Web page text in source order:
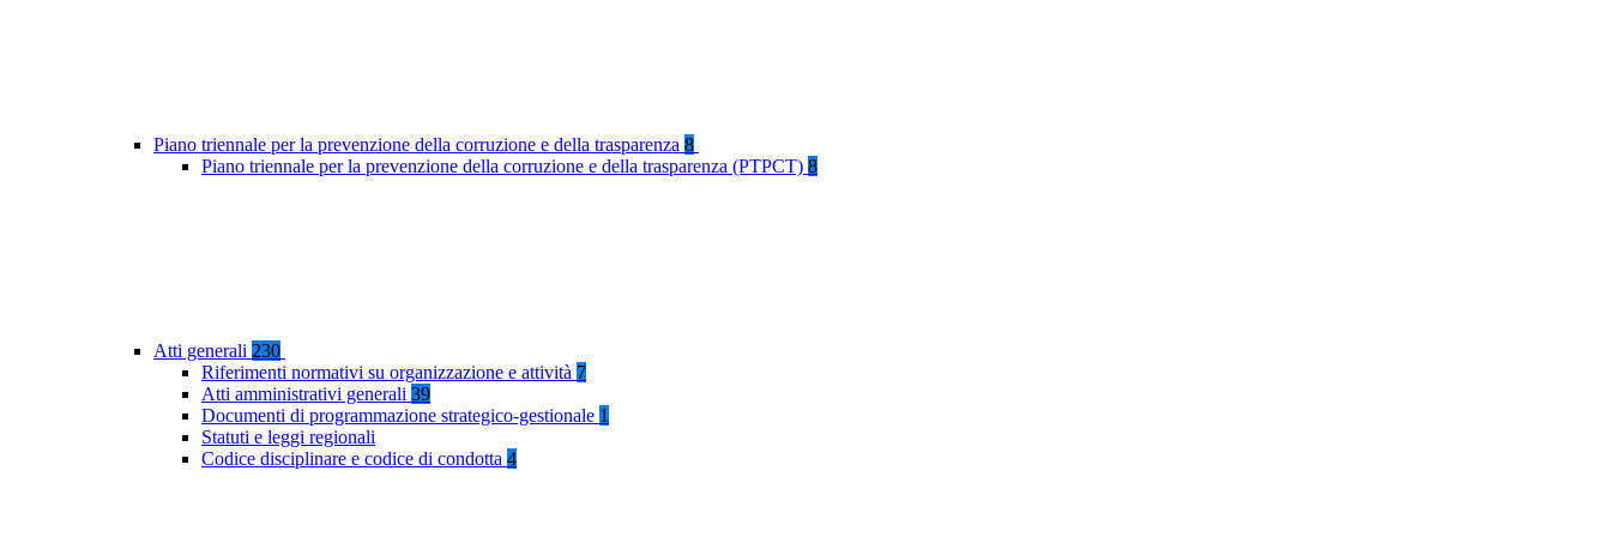
Piano triennale per la prevenzione della corruzione e della trasparenza 8
Piano triennale per la prevenzione della corruzione e della trasparenza (PTPCT) 8
Atti generali 230
Riferimenti normativi su organizzazione e attività 7
Atti amministrativi generali 39
Documenti di programmazione strategico-gestionale 1
Statuti e leggi regionali
Codice disciplinare e codice di condotta 4